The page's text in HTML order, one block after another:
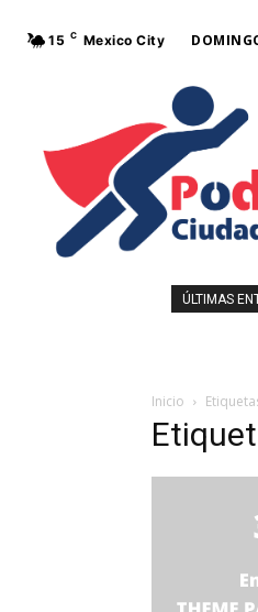
15 C Mexico City
ÚLTIMAS
Inicio